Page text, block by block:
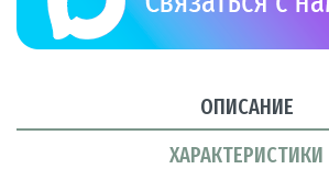
ОПИСАНИЕ
ХАРАКТЕРИСТИКИ